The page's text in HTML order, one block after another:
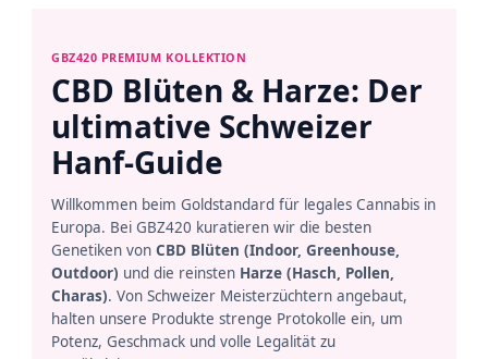
GBZ420 PREMIUM KOLLEKTION
CBD Blüten & Harze: Der
ultimative Schweizer
Hanf-Guide
Willkommen beim Goldstandard für legales Cannabis in
Europa. Bei GBZ420 kuratieren wir die besten
Genetiken von CBD Blüten (Indoor, Greenhouse,
Outdoor) und die reinsten Harze (Hasch, Pollen,
Charas). Von Schweizer Meisterzüchtern angebaut,
halten unsere Produkte strenge Protokolle ein, um
Potenz, Geschmack und volle Legalität zu